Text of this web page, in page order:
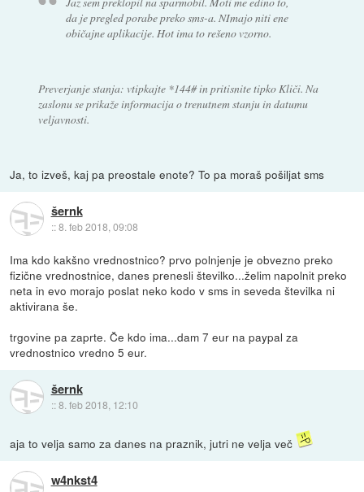
da je pregled porabe preko sms-a. NImajo niti ene
običajne aplikacije. Hot ima to rešeno vzorno.
Preverjanje stanja: vtipkajte *144# in pritisnite tipko Kliči. Na
zaslonu se prikaže informacija o trenutnem stanju in datumu
veljavnosti.
Ja, to izveš, kaj pa preostale enote? To pa moraš pošiljat sms
šernk
::8. feb 2018, 09:08
Ima kdo kakšno vrednostnico? prvo polnjenje je obvezno preko
fizične vrednostnice, danes prenesli številko...želim napolnit preko
neta in evo morajo poslat neko kodo v sms in seveda številka ni
aktivirana še.
trgovine pa zaprte. Če kdo ima...dam 7 eur na paypal za
vrednostnico vredno 5 eur.
šernk
::8. feb 2018, 12:10
aja to velja samo za danes na praznik, jutri ne velja več
w4nkst4